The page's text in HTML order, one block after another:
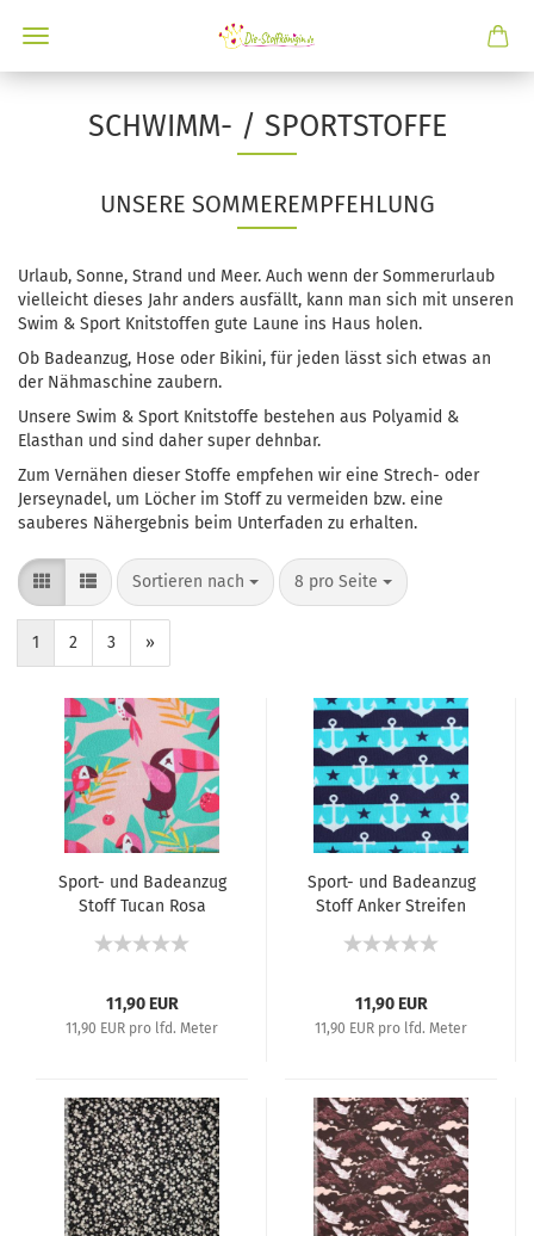
SCHWIMM- / SPORTSTOFFE
UNSERE SOMMEREMPFEHLUNG
Urlaub, Sonne, Strand und Meer. Auch wenn der Sommerurlaub
vielleicht dieses Jahr anders ausfällt, kann man sich mit unseren
Swim & Sport Knitstoffen gute Laune ins Haus holen.
Ob Badeanzug, Hose oder Bikini, für jeden lässt sich etwas an
der Nähmaschine zaubern.
Unsere Swim & Sport Knitstoffe bestehen aus Polyamid &
Elasthan und sind daher super dehnbar.
Zum Vernähen dieser Stoffe empfehen wir eine Strech- oder
Jerseynadel, um Löcher im Stoff zu vermeiden bzw. eine
sauberes Nähergebnis beim Unterfaden zu erhalten.
Sortieren nach 8 pro Seite
1 2 3 »
Sport- und Badeanzug
Stoff Tucan Rosa
11,90 EUR
11,90 EUR pro lfd. Meter
Sport- und Badeanzug
Stoff Anker Streifen
11,90 EUR
11,90 EUR pro lfd. Meter